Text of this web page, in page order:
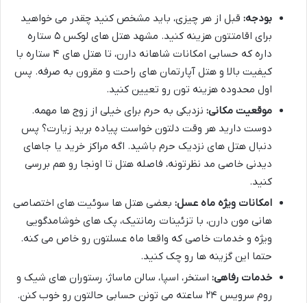
بودجه: قبل از هر چیزی، باید مشخص کنید چقدر می خواهید
برای اقامتتون هزینه کنید. مشهد هتل های لوکس ۵ ستاره
داره که حسابی امکانات شاهانه دارن، تا هتل های ۴ ستاره با
کیفیت بالا و هتل آپارتمان های راحت و مقرون به صرفه. پس
اول محدوده هزینه تون رو تعیین کنید.
موقعیت مکانی: نزدیکی به حرم برای خیلی از زوج ها مهمه.
دوست دارید هر وقت دلتون خواست پیاده برید زیارت؟ پس
دنبال هتل های نزدیک حرم باشید. اگه مراکز خرید یا جاهای
دیدنی خاصی مد نظرتونه، فاصله هتل تا اونجا رو هم بررسی
کنید.
امکانات ویژه ماه عسل: بعضی هتل ها سوئیت های اختصاصی
هانی مون دارن، با تزئینات رمانتیک، پک های خوشامدگویی
ویژه و خدمات خاصی که واقعا ماه عسلتون رو خاص می کنه.
حتما این گزینه ها رو چک کنید.
خدمات رفاهی: استخر، اسپا، سالن ماساژ، رستوران های شیک و
روم سرویس ۲۴ ساعته می تونن حسابی حالتون رو خوب کنن.